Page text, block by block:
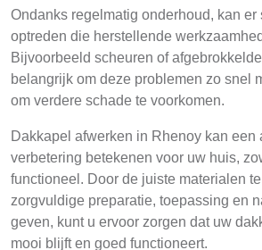
Ondanks regelmatig onderhoud, kan er
optreden die herstellende
Bijvoorbeeld scheuren of
belangrijk om deze problemen zo snel
om verdere schade te voorkomen.
Dakkapel afwerken in Rhenoy kan een
verbetering betekenen voor uw huis,
functioneel. Door de juiste materialen
zorgvuldige preparatie, toepassing en
geven, kunt u ervoor zorgen dat uw
mooi blijft en goed functioneert.